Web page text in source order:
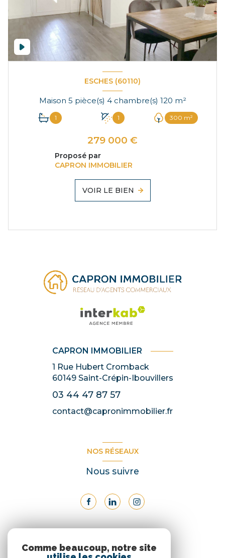
ESCHES (60110)
Maison 5 pièce(s) 4 chambre(s) 120 m²
1 1 300 m²
279 000 €
Proposé par
CAPRON IMMOBILIER
VOIR LE BIEN
CAPRON IMMOBILIER
1 Rue Hubert Cromback
60149 Saint-Crépin-Ibouvillers
03 44 47 87 57
contact@capronimmobilier.fr
NOS RÉSEAUX
Nous suivre
Comme beaucoup, notre site